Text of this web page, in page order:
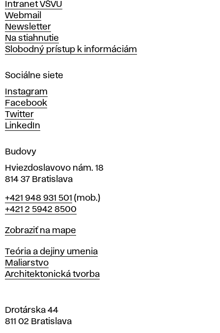
ý
t
v
a
r
ý
c
h
u
m
e
í
v
r
a
i
l
a
v
Intranet VŠVU
Webmail
Newsletter
Na stiahnutie
Slobodný prístup k informáciám
Sociálne siete
Instagram
Facebook
Twitter
LinkedIn
Budovy
Hviezdoslavovo nám. 18
814 37 Bratislava
Telefón
+421 948 931 501 (mob.)
+421 2 5942 8500
Mapa
Zobraziť na mape
Katedry
Teória a dejiny umenia
Maliarstvo
Architektonická tvorba
Drotárska 44
811 02 Bratislava